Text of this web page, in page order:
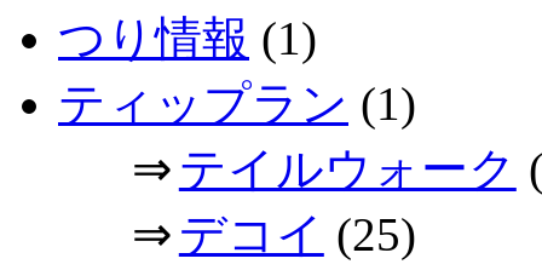
つり情報 (1)
ティップラン (1)
⇒ テイルウォーク
⇒ デコイ (25)